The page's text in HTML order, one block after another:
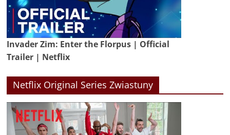
Invader Zim: Enter the Florpus | Official
Trailer | Netflix
Netflix Original Series Zwiastuny